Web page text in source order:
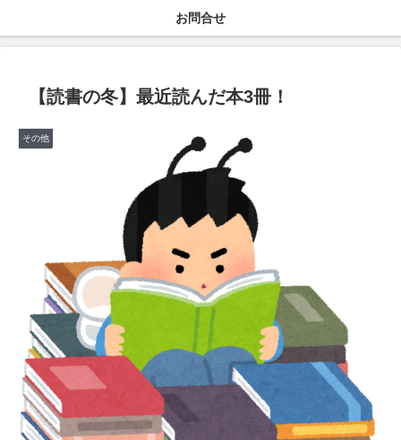
お問合せ
【読書の冬】最近読んだ本3冊！
その他